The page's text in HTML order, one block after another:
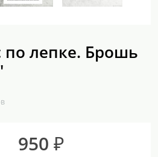
по лепке. Брошь
950 ₽